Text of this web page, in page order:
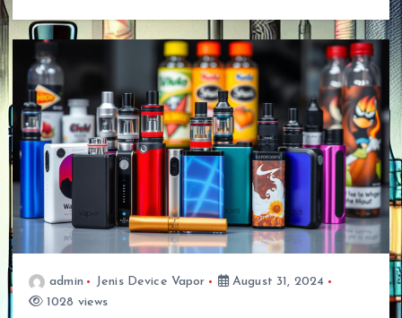
admin Jenis Device Vapor
August 31, 2024
1028 views